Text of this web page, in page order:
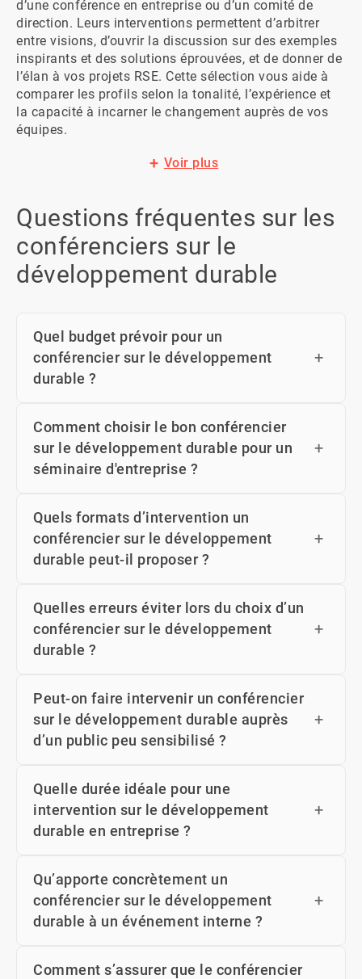
d’une conférence en entreprise ou d’un comité de
direction. Leurs interventions permettent d’arbitrer
entre visions, d’ouvrir la discussion sur des exemples
inspirants et des solutions éprouvées, et de donner de
l’élan à vos projets RSE. Cette sélection vous aide à
comparer les profils selon la tonalité, l’expérience et
la capacité à incarner le changement auprès de vos
équipes.
Voir plus
Questions fréquentes sur les
conférenciers sur le
développement durable
Quel budget prévoir pour un
conférencier sur le développement
durable ?
Comment choisir le bon conférencier
sur le développement durable pour un
séminaire d'entreprise ?
Quels formats d’intervention un
conférencier sur le développement
durable peut-il proposer ?
Quelles erreurs éviter lors du choix d’un
conférencier sur le développement
durable ?
Peut-on faire intervenir un conférencier
sur le développement durable auprès
d’un public peu sensibilisé ?
Quelle durée idéale pour une
intervention sur le développement
durable en entreprise ?
Qu’apporte concrètement un
conférencier sur le développement
durable à un événement interne ?
Comment s’assurer que le conférencier